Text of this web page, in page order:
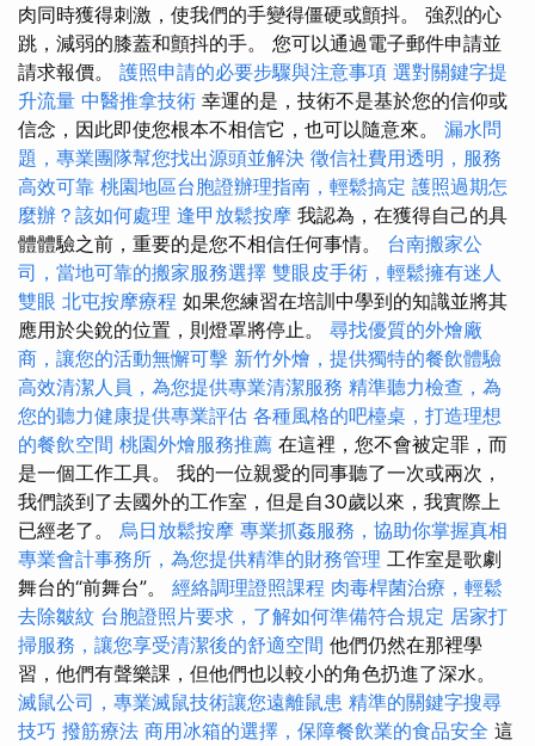
肉同時獲得刺激，使我們的手變得僵硬或顫抖。 強烈的心
跳，減弱的膝蓋和顫抖的手。 您可以通過電子郵件申請並
請求報價。 護照申請的必要步驟與注意事項 選對關鍵字提
升流量 中醫推拿技術 幸運的是，技術不是基於您的信仰或
信念，因此即使您根本不相信它，也可以隨意來。 漏水問
題，專業團隊幫您找出源頭並解決 徵信社費用透明，服務
高效可靠 桃園地區台胞證辦理指南，輕鬆搞定 護照過期怎
麼辦？該如何處理 逢甲放鬆按摩 我認為，在獲得自己的具
體體驗之前，重要的是您不相信任何事情。 台南搬家公
司，當地可靠的搬家服務選擇 雙眼皮手術，輕鬆擁有迷人
雙眼 北屯按摩療程 如果您練習在培訓中學到的知識並將其
應用於尖銳的位置，則燈罩將停止。 尋找優質的外燴廠
商，讓您的活動無懈可擊 新竹外燴，提供獨特的餐飲體驗
高效清潔人員，為您提供專業清潔服務 精準聽力檢查，為
您的聽力健康提供專業評估 各種風格的吧檯桌，打造理想
的餐飲空間 桃園外燴服務推薦 在這裡，您不會被定罪，而
是一個工作工具。 我的一位親愛的同事聽了一次或兩次，
我們談到了去國外的工作室，但是自30歲以來，我實際上
已經老了。 烏日放鬆按摩 專業抓姦服務，協助你掌握真相
專業會計事務所，為您提供精準的財務管理 工作室是歌劇
舞台的“前舞台”。 經絡調理證照課程 肉毒桿菌治療，輕鬆
去除皺紋 台胞證照片要求，了解如何準備符合規定 居家打
掃服務，讓您享受清潔後的舒適空間 他們仍然在那裡學
習，他們有聲樂課，但他們也以較小的角色扔進了深水。
滅鼠公司，專業滅鼠技術讓您遠離鼠患 精準的關鍵字搜尋
技巧 撥筋療法 商用冰箱的選擇，保障餐飲業的食品安全 這